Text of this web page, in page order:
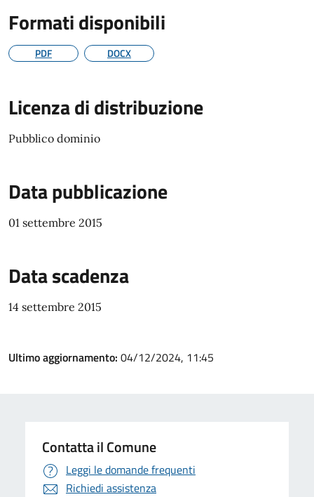
Formati disponibili
PDF DOCX
Licenza di distribuzione
Pubblico dominio
Data pubblicazione
01 settembre 2015
Data scadenza
14 settembre 2015
Ultimo aggiornamento: 04/12/2024, 11:45
Contatta il Comune
Leggi le domande frequenti
Richiedi assistenza